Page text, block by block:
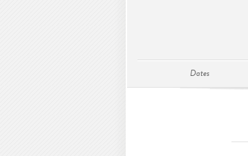
Dates